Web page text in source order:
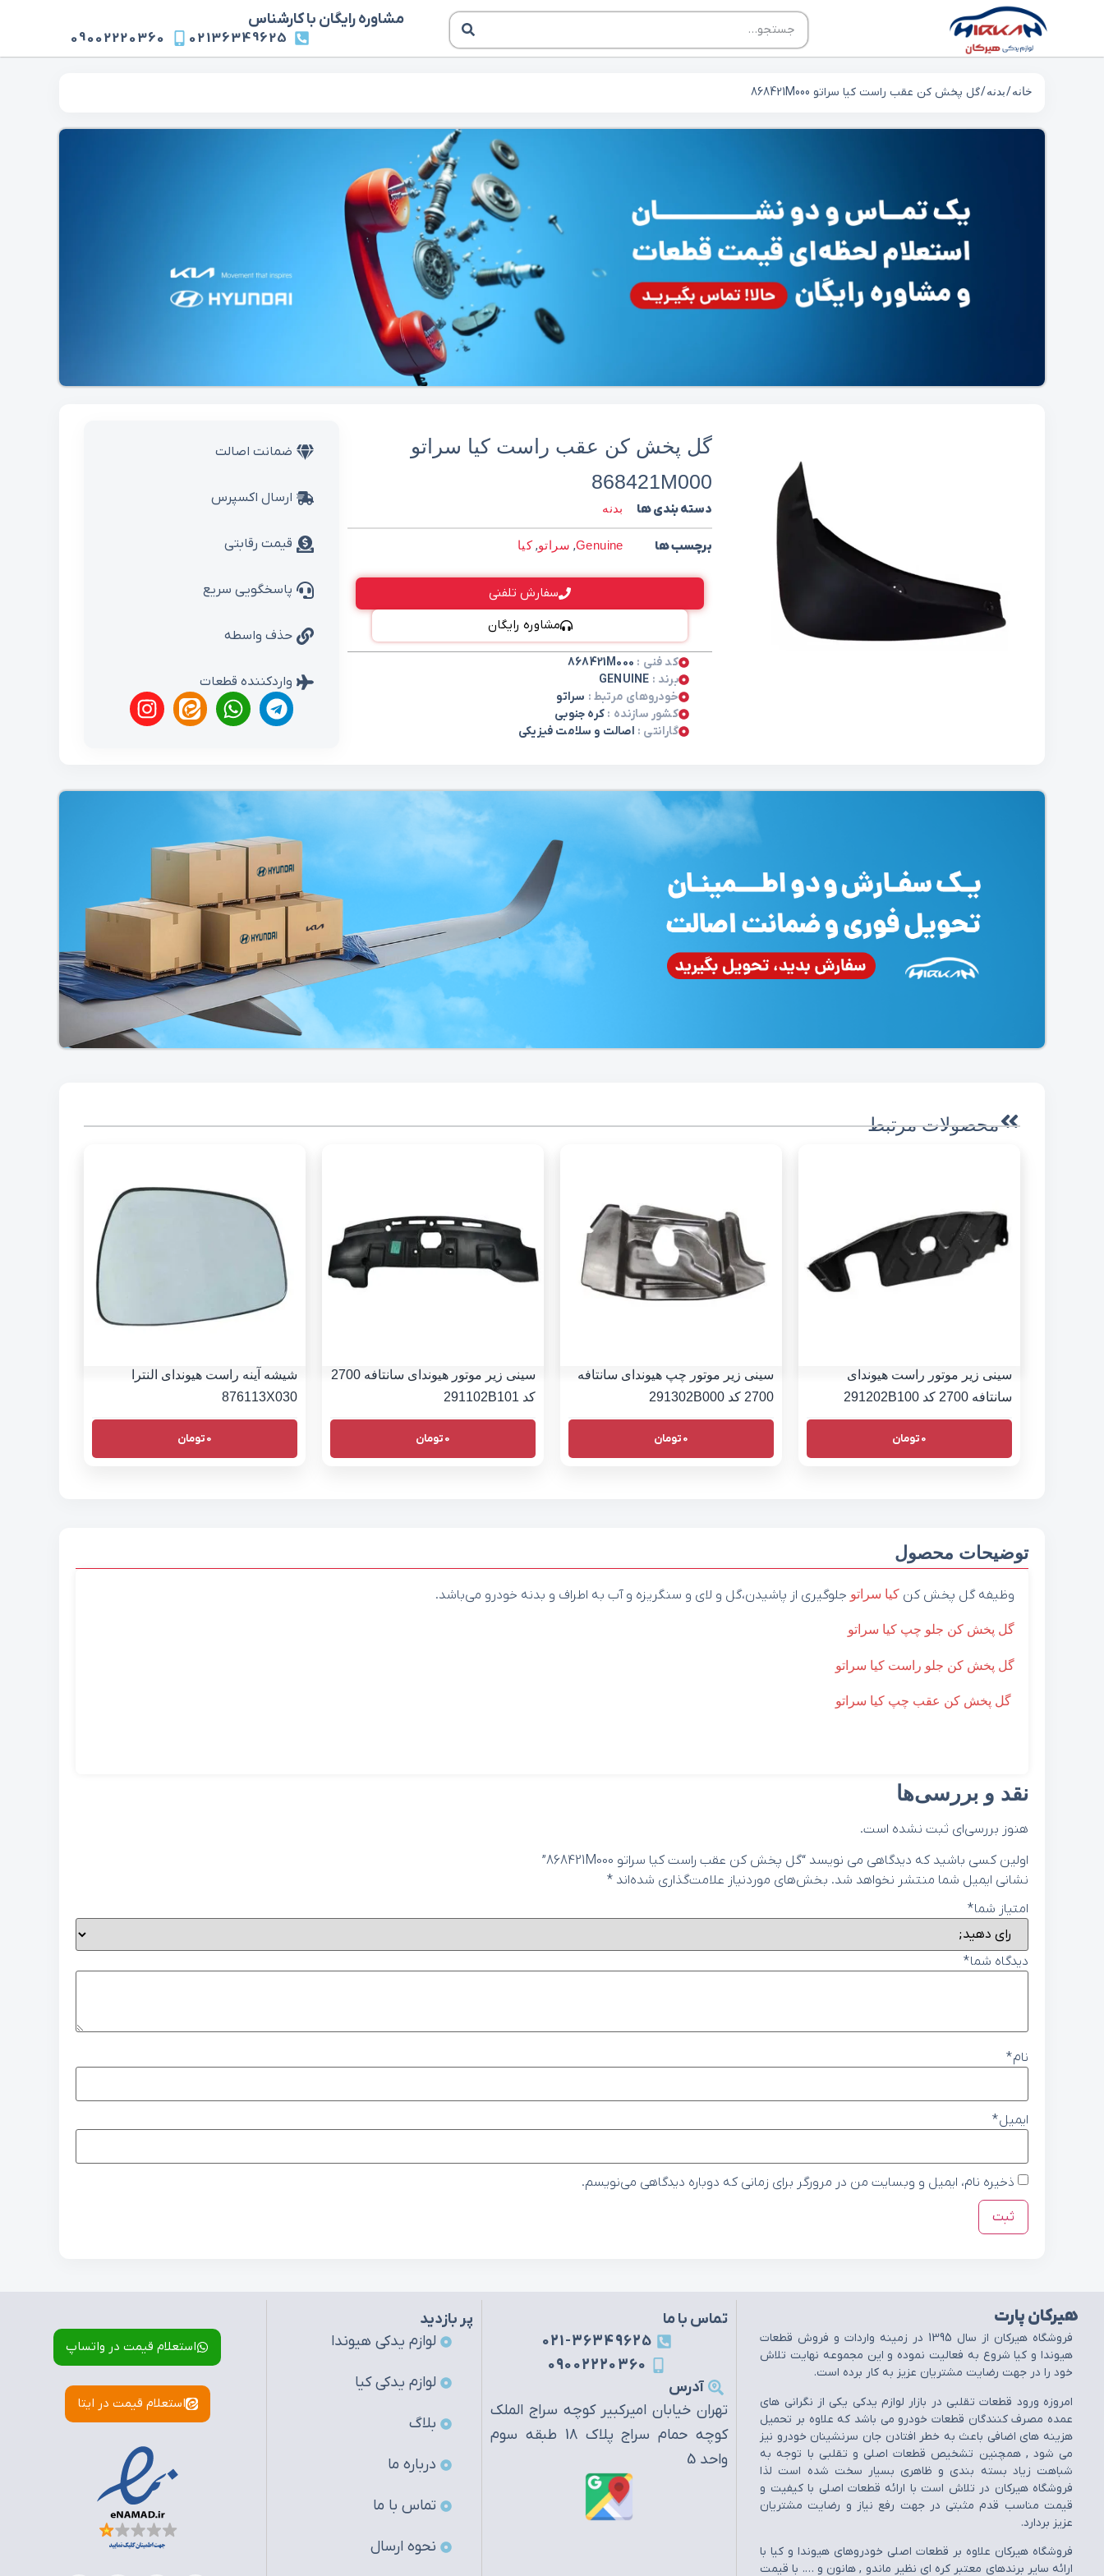
مشاوره رایگان با کارشناس
02136349625
09002220360
خانه/بدنه/ گل پخش کن عقب راست کیا سراتو 868421M000
گل پخش کن عقب راست کیا سراتو
868421M000
دسته بندی ها بدنه
برچسب ها Genuine
, سراتو,کیا
سفارش تلفنی
مشاوره رایگان
کد فنی : 868421M000
برند : GENUINE
خودروهای مرتبط : سراتو
کشور سازنده :کره جنوبی
گارانتی : اصالت و سلامت فیزیکی
ضمانت اصالت
ارسال اکسپرس
قیمت رقابتی
پاسخگویی سریع
حذف واسطه
واردکننده قطعات
محصولات مرتبط
سینی زیر موتور راست هیوندای
سانتافه 2700 کد 291202B100
0تومان
سینی زیر موتور چپ هیوندای سانتافه
2700 کد 291302B000
0تومان
سینی زیر موتور هیوندای سانتافه 2700
کد 291102B101
0تومان
شیشه آینه راست هیوندای النترا
876113X030
0تومان
توضیحات محصول
وظیفه گل پخش کن کیا سراتو جلوگیری از پاشیدن،گل و لای و سنگریزه و آب به اطراف و بدنه خودرو می‌باشد.
گل پخش کن جلو چپ کیا سراتو
گل پخش کن جلو راست کیا سراتو
گل پخش کن عقب چپ کیا سراتو
نقد و بررسی‌ها
هنوز بررسی‌ای ثبت نشده است.
اولین کسی باشید که دیدگاهی می نویسد “گل پخش کن عقب راست کیا سراتو 868421M000”
نشانی ایمیل شما منتشر نخواهد شد. بخش‌های موردنیاز علامت‌گذاری شده‌اند *
امتیاز شما*
دیدگاه شما*
نام*
ایمیل*
ذخیره نام، ایمیل و وبسایت من در مرورگر برای زمانی که دوباره دیدگاهی می‌نویسم.
هیرکان پارت
فروشگاه هيرکان از سال 1395 در زمينه واردات و فروش قطعات
هيوندا و کيا شروع به فعاليت نموده و اين مجموعه نهايت تلاش
خود را در جهت رضايت مشتريان عزيز به کار برده است.
امروزه ورود قطعات تقلبي در بازار لوازم يدکي يکي از نگراني هاي
عمده مصرف کنندگان قطعات خودرو مي باشد که علاوه بر تحميل
هزينه هاي اضافي باعث به خطر افتادن جان سرنشينان خودرو نيز
مي شود , همچنين تشخيص قطعات اصلي و تقلبي با توجه به
شباهت زياد بسته بندي و ظاهري بسيار سخت شده است لذا
فروشگاه هيرکان در تلاش است با ارائه قطعات اصلي با کيفيت و
قيمت مناسب قدم مثبتي در جهت رفع نياز و رضايت مشتريان
عزيز بردارد.
فروشگاه هيرکان علاوه بر قطعات اصلي خودروهاي هيوندا و کيا با
ارائه ساير برندهاي معتبر کره اي نظير ماندو , هانون و …. با قيمت
تماس با ما
021-36349625
09002220360
آدرس
تهران خیابان امیرکبیر کوچه سراج الملک
کوچه حمام سراج پلاک 18 طبقه سوم
واحد 5
پر بازدید
لوازم یدکی هیوندا
لوازم یدکی کیا
بلاگ
درباره ما
تماس با ما
نحوه ارسال
استعلام قیمت در واتساپ
استعلام قیمت در ایتا